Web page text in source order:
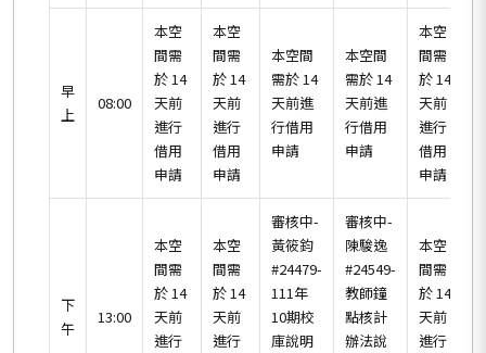
早
上
08:00
本空
間需
於 14
天前
進行
借用
申請
本空
間需
於 14
天前
進行
借用
申請
本空間
需於 14
天前進
行借用
申請
本空間
需於 14
天前進
行借用
申請
本空
間需
於 14
天前
進行
借用
申請
下
午
13:00
本空
間需
於 14
天前
進行
本空
間需
於 14
天前
進行
審核中-
黃筱鈞
#24479-
111年
10期校
庫說明
審核中-
陳駿逸
#24549-
教師鐘
點核計
辦法說
本空
間需
於 14
天前
進行